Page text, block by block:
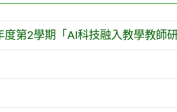
第2學期「AI科技融入教學教師